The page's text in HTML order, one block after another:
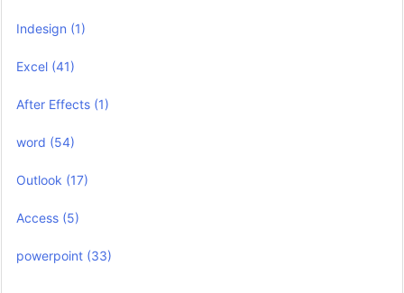
Indesign (1)
Excel (41)
After Effects (1)
word (54)
Outlook (17)
Access (5)
powerpoint (33)